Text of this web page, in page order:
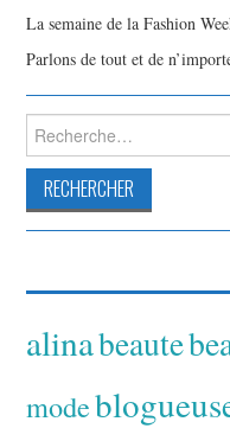
La semaine de la Fashion
Parlons de tout et de
alinabeaute
mode